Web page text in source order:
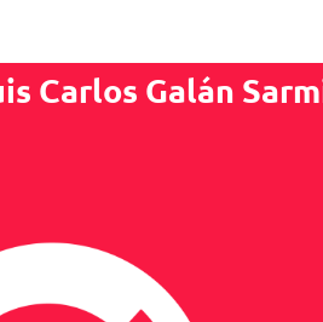
Carlos Galán